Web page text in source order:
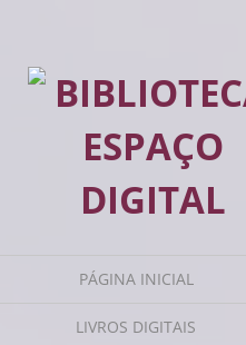
PÁGINA INICIAL
LIVROS DIGITAIS